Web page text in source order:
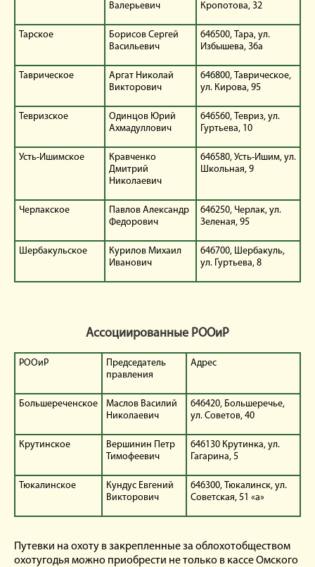
Валерьевич
Кропотова, 32
Тарское
Борисов Сергей
Васильевич
646500, Тара, ул.
Избышева, 36а
Таврическое
Аргат Николай
Викторович
646800, Таврическое,
ул. Кирова, 95
Тевризское
Одинцов Юрий
Ахмадуллович
646560, Тевриз, ул.
Гуртьева, 10
Усть-Ишимское
Кравченко
Дмитрий
Николаевич
646580, Усть-Ишим, ул.
Школьная, 9
Черлакское
Павлов Александр
Федорович
646250, Черлак, ул.
Зеленая, 95
Шербакульское
Курилов Михаил
Иванович
646700, Шербакуль,
ул. Гуртьева, 8
Ассоциированные РООиР
РООиР
Председатель
правления
Адрес
Большереченское
Маслов Василий
Николаевич
646420, Большеречье,
ул. Советов, 40
Крутинское
Вершинин Петр
Тимофеевич
646130 Крутинка, ул.
Гагарина, 5
Тюкалинское
Кундус Евгений
Викторович
646300, Тюкалинск, ул.
Советская, 51 «а»
Путевки на охоту в закрепленные за облохотобществом
охотугодья можно приобрести не только в кассе Омского